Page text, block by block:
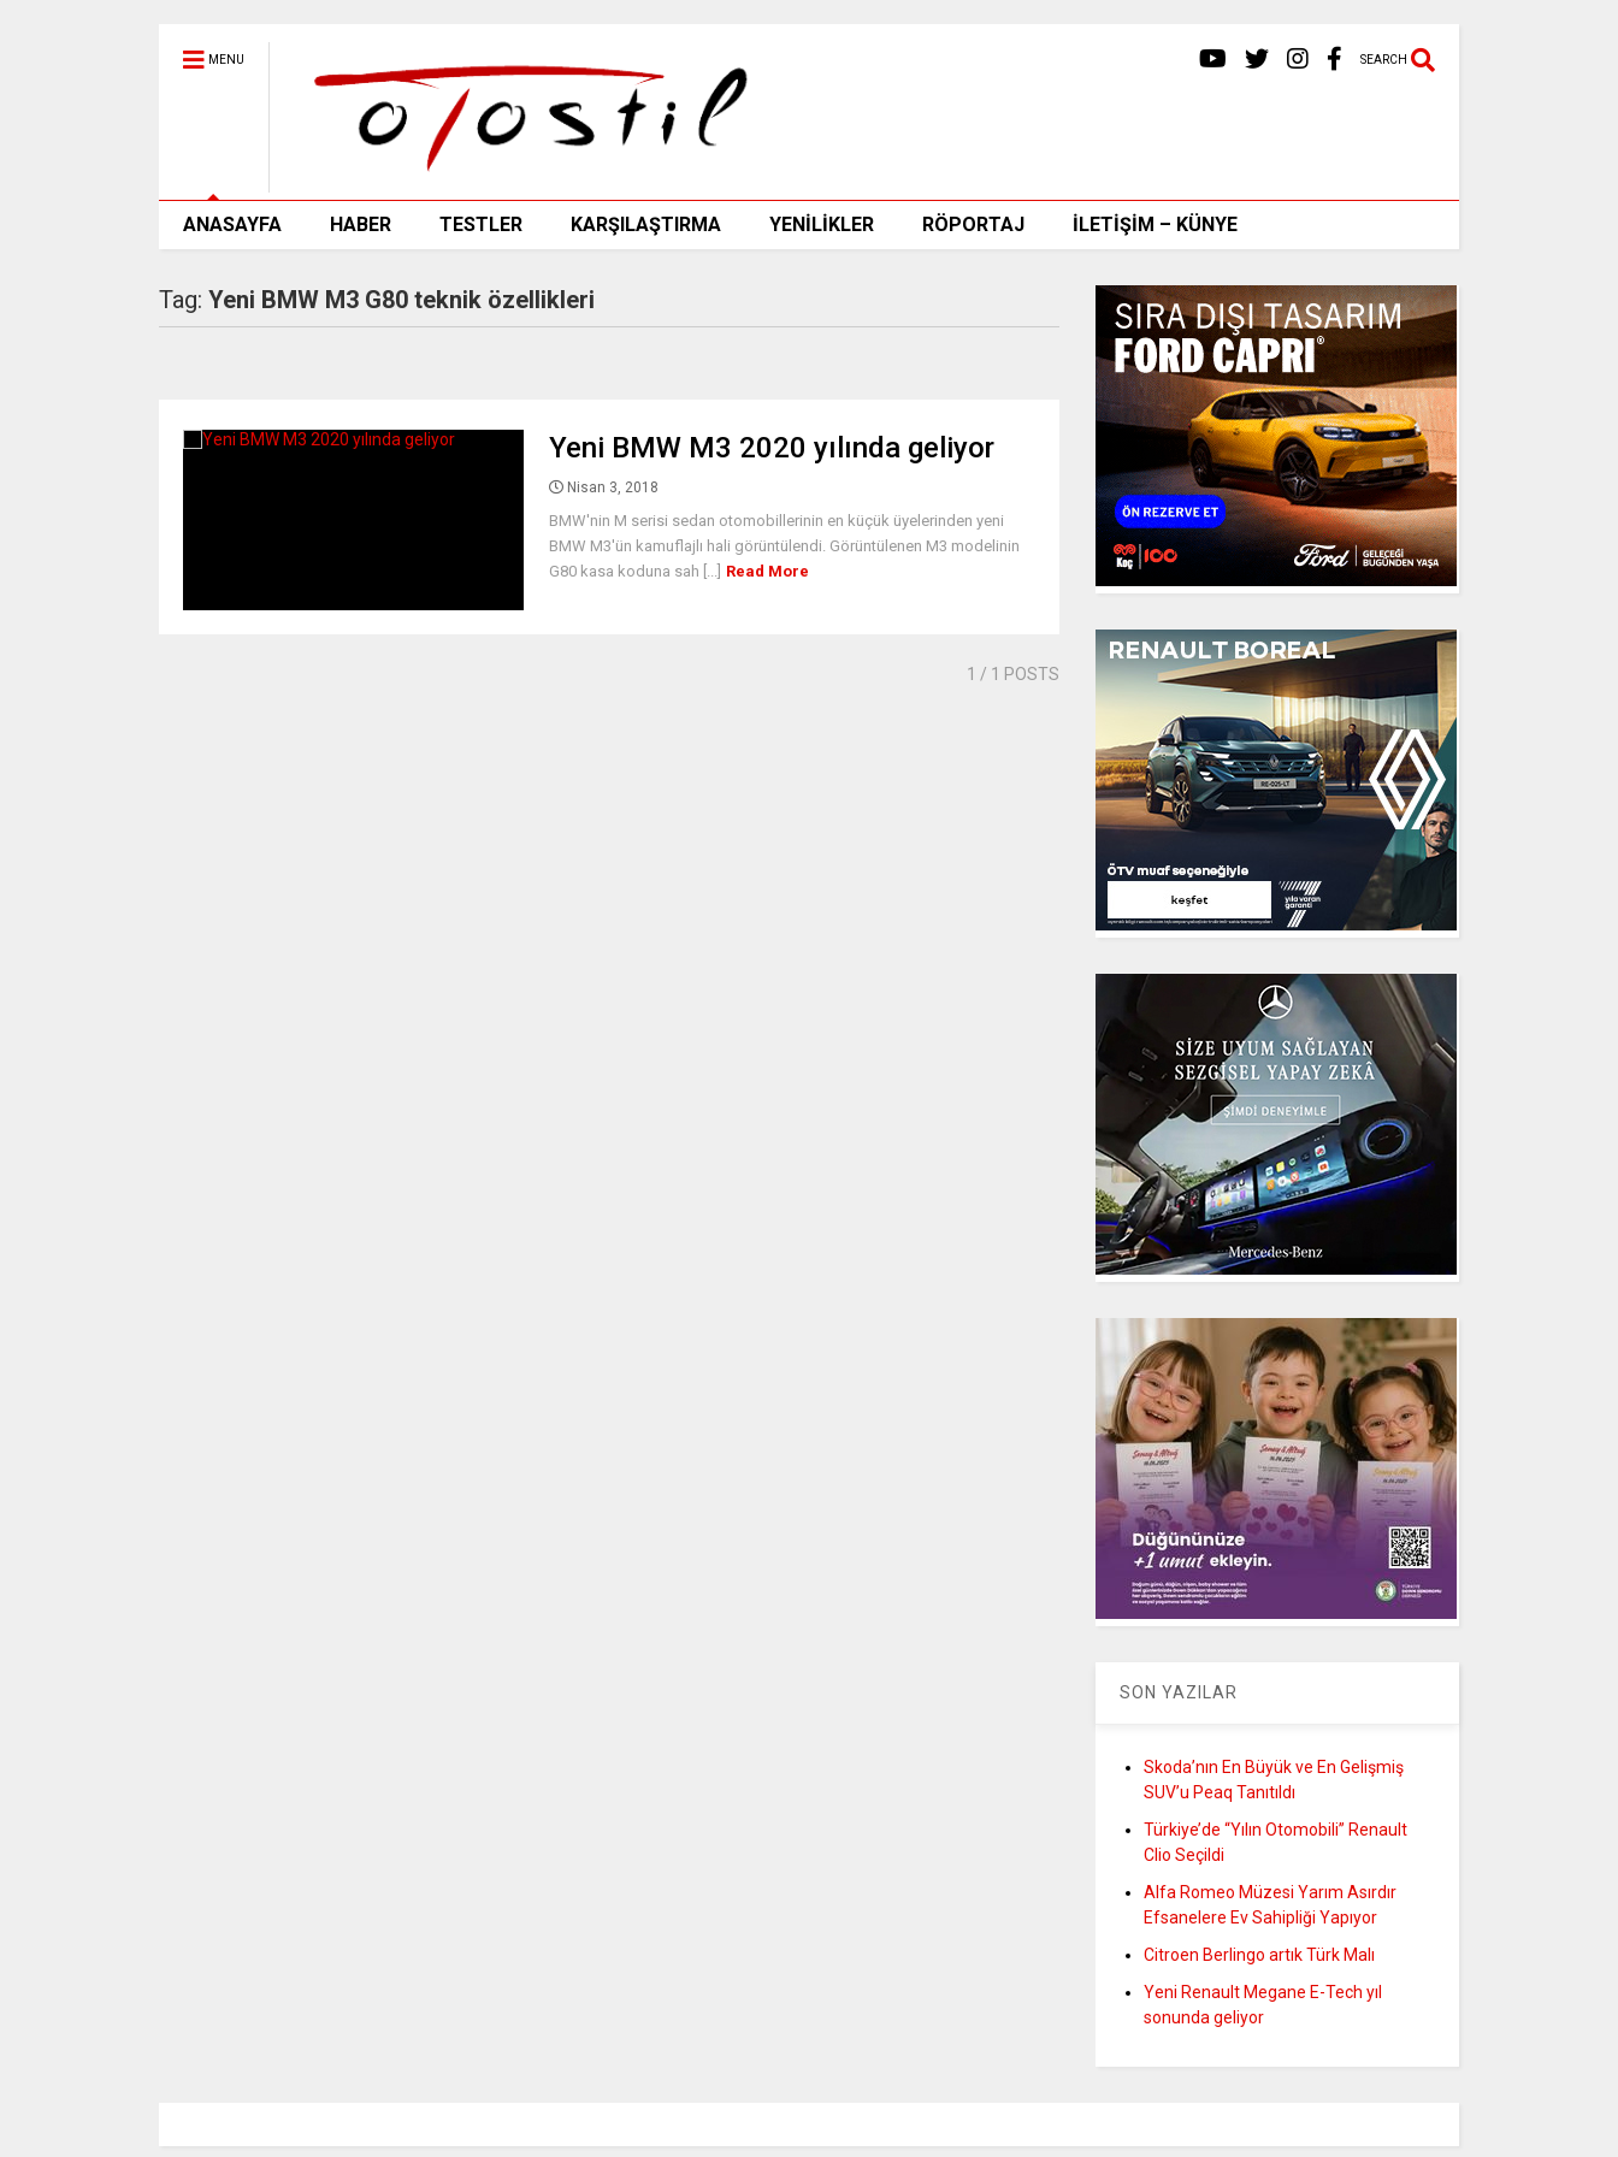
MENU SEARCH
ANASAYFA HABER TESTLER KARŞILAŞTIRMA YENİLİKLER RÖPORTAJ İLETİŞİM – KÜNYE
Tag: Yeni BMW M3 G80 teknik özellikleri
Yeni BMW M3 2020 yılında geliyor
Nisan 3, 2018
BMW'nin M serisi sedan otomobillerinin en küçük üyelerinden yeni
BMW M3'ün kamuflajlı hali görüntülendi. Görüntülenen M3 modelinin
G80 kasa koduna sah [...] Read More
1 / 1 POSTS
SON YAZILAR
Skoda’nın En Büyük ve En Gelişmiş
SUV’u Peaq Tanıtıldı
Türkiye’de “Yılın Otomobili” Renault
Clio Seçildi
Alfa Romeo Müzesi Yarım Asırdır
Efsanelere Ev Sahipliği Yapıyor
Citroen Berlingo artık Türk Malı
Yeni Renault Megane E-Tech yıl
sonunda geliyor